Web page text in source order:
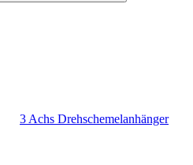
3 Achs Drehschemelanhänger